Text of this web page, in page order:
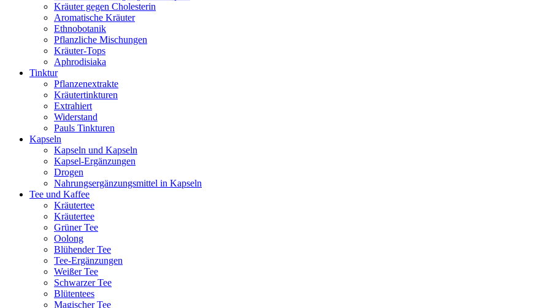
Kräuter gegen Cholesterin
Aromatische Kräuter
Ethnobotanik
Pflanzliche Mischungen
Kräuter-Tops
Aphrodisiaka
Tinktur
Pflanzenextrakte
Kräutertinkturen
Extrahiert
Widerstand
Pauls Tinkturen
Kapseln
Kapseln und Kapseln
Kapsel-Ergänzungen
Drogen
Nahrungsergänzungsmittel in Kapseln
Tee und Kaffee
Kräutertee
Kräutertee
Grüner Tee
Oolong
Blühender Tee
Tee-Ergänzungen
Weißer Tee
Schwarzer Tee
Blütentees
Magischer Tee